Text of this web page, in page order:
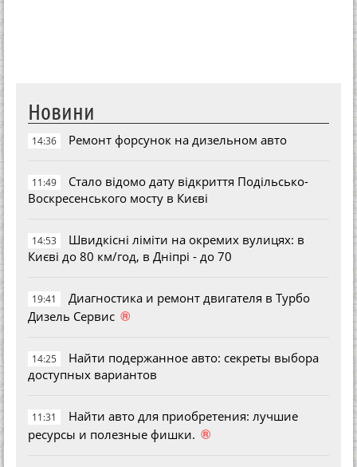
Новини
14:36 Ремонт форсунок на дизельном авто
11:49
Стало відомо дату відкриття Подільсько-
Воскресенського мосту в Києві
14:53
Швидкісні ліміти на окремих вулицях: в
Києві до 80 км/год, в Дніпрі - до 70
19:41
Диагностика и ремонт двигателя в Турбо
Дизель Сервис ®
14:25
Найти подержанное авто: секреты выбора
доступных вариантов
11:31
Найти авто для приобретения: лучшие
ресурсы и полезные фишки. ®